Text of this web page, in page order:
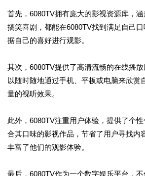
首先，6080TV拥有庞大的影视资源库，
搞笑喜剧，都能在6080TV找到满足自己
据自己的喜好进行观影。
其次，6080TV提供了高清流畅的在线播
以随时随地通过手机、平板或电脑来欣
量的视听效果。
此外，6080TV注重用户体验，提供了个
合其口味的影视作品，节省了用户寻找
丰富了他们的观影体验。
最后，6080TV作为一个数字娱乐平台，